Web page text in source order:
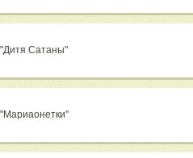
"Дитя Сатаны"
"Мариаонетки"